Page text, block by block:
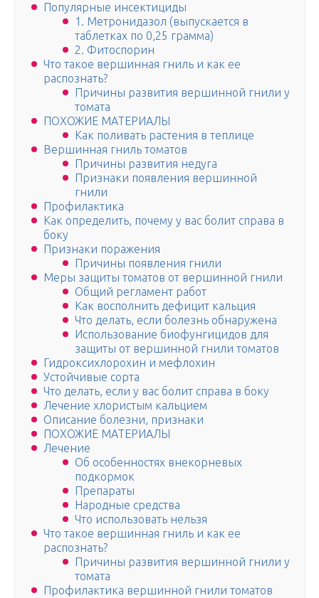
Популярные инсектициды
1. Метронидазол (выпускается в
таблетках по 0,25 грамма)
2. Фитоспорин
Что такое вершинная гниль и как ее
распознать?
Причины развития вершинной гнили у
томата
ПОХОЖИЕ МАТЕРИАЛЫ
Как поливать растения в теплице
Вершинная гниль томатов
Причины развития недуга
Признаки появления вершинной
гнили
Профилактика
Как определить, почему у вас болит справа в
боку
Признаки поражения
Причины появления гнили
Меры защиты томатов от вершинной гнили
Общий регламент работ
Как восполнить дефицит кальция
Что делать, если болезнь обнаружена
Использование биофунгицидов для
защиты от вершинной гнили томатов
Гидроксихлорохин и мефлохин
Устойчивые сорта
Что делать, если у вас болит справа в боку
Лечение хлористым кальцием
Описание болезни, признаки
ПОХОЖИЕ МАТЕРИАЛЫ
Лечение
Об особенностях внекорневых
подкормок
Препараты
Народные средства
Что использовать нельзя
Что такое вершинная гниль и как ее
распознать?
Причины развития вершинной гнили у
томата
Профилактика вершинной гнили томатов